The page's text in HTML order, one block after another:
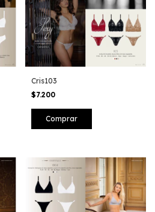
Cris103
$7.200
Comprar